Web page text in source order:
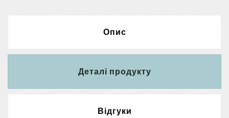
Опис
Деталі продукту
Відгуки